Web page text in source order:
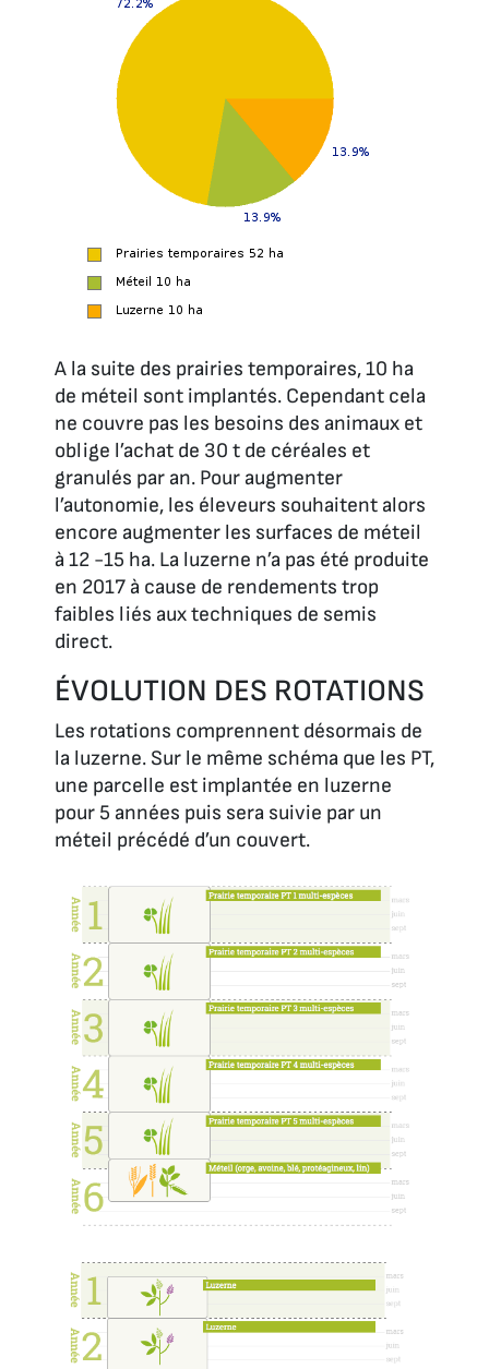
A la suite des prairies temporaires, 10 ha
de méteil sont implantés. Cependant cela
ne couvre pas les besoins des animaux et
oblige l’achat de 30 t de céréales et
granulés par an. Pour augmenter
l’autonomie, les éleveurs souhaitent alors
encore augmenter les surfaces de méteil
à 12 -15 ha. La luzerne n’a pas été produite
en 2017 à cause de rendements trop
faibles liés aux techniques de semis
direct.
ÉVOLUTION DES ROTATIONS
Les rotations comprennent désormais de
la luzerne. Sur le même schéma que les PT,
une parcelle est implantée en luzerne
pour 5 années puis sera suivie par un
méteil précédé d’un couvert.